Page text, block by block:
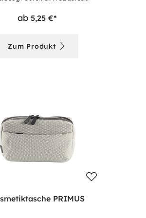
und schnell zugänglich
ab 5,25 €*
Zum Produkt
PRIMUS